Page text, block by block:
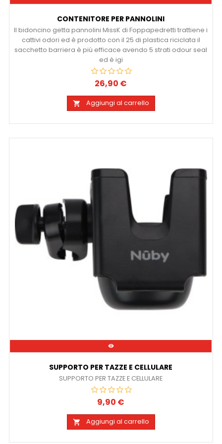
CONTENITORE PER PANNOLINI
Il bidoncino getta pannolini MissK di Foppapedretti trattiene i
cattivi odori ed è prodotto con il 25 di plastica riciclata il
sacchetto barriera è più efficace avendo 5 strati odour seal
ed è igi
Prezzo
26,90 €
 Aggiungi al carrello

SUPPORTO PER TAZZE E CELLULARE
SUPPORTO PER TAZZE E CELLULARE
Prezzo
9,90 €
 Aggiungi al carrello